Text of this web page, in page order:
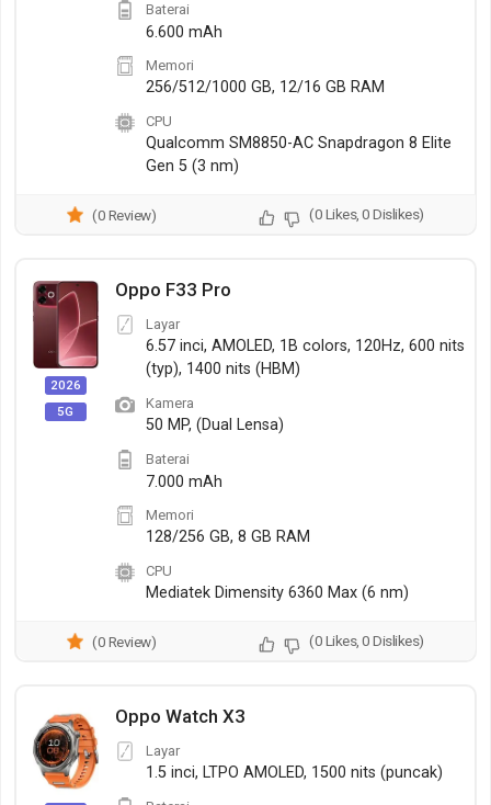
Baterai
6.600 mAh
Memori
256/512/1000 GB, 12/16 GB RAM
CPU
Qualcomm SM8850-AC Snapdragon 8 Elite
Gen 5 (3 nm)
(0 Review) (0 Likes, 0 Dislikes)
2026
5G
Oppo F33 Pro
Layar
6.57 inci, AMOLED, 1B colors, 120Hz, 600 nits
(typ), 1400 nits (HBM)
Kamera
50 MP, (Dual Lensa)
Baterai
7.000 mAh
Memori
128/256 GB, 8 GB RAM
CPU
Mediatek Dimensity 6360 Max (6 nm)
(0 Review) (0 Likes, 0 Dislikes)
Oppo Watch X3
Layar
1.5 inci, LTPO AMOLED, 1500 nits (puncak)